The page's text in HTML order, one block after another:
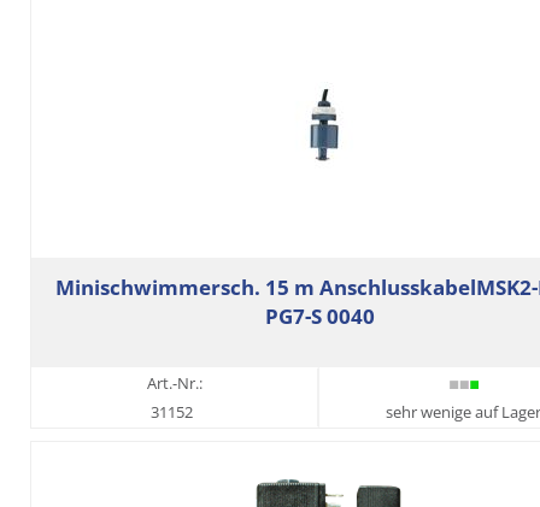
Minischwimmersch. 15 m AnschlusskabelMSK2-
PG7-S 0040
Art.-Nr.:
31152
sehr wenige auf Lager